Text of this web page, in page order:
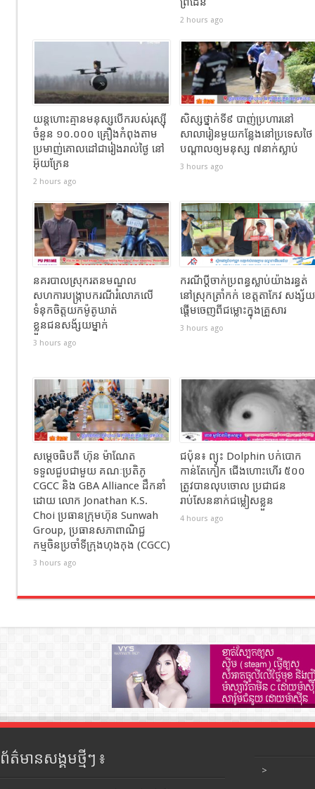
2 hours ago
យន្តហោះគ្មានមនុស្សបើករបស់រុស្ស៊ី
ចំនួន ១០.០០០ គ្រឿងកំពុងតាម
ប្រមាញ់គោលដៅជារៀងរាល់ថ្ងៃ នៅ
អ៊ុយក្រែន
2 hours ago
សិស្សថ្នាក់ទី៩ បាញ់ប្រហារនៅ
សាលារៀនមួយកន្លែងនៅប្រទេសថៃ
បណ្តាលឲ្យមនុស្ស ៧នាក់ស្លាប់
3 hours ago
នគរបាលស្រុករតនមណ្ឌល
សហការបង្រ្កាបករណីរំលោភលើ
ទំនុកចិត្តយកម៉ូតូឃាត់
ខ្លួនជនសង័្សយម្នាក់
3 hours ago
ករណីប្តីចាក់ប្រពន្ធស្លាប់យ៉ាងរន្ធត់
នៅស្រុកត្រាំកក់ ខេត្តតាកែវ សង្ស័យ
ផ្តើមចេញពីជម្លោះក្នុងគ្រួសារ
3 hours ago
សម្ដេចធិបតី ហ៊ុន ម៉ាណែត
ទទួលជួបជាមួយ គណៈប្រតិភូ
CGCC និង GBA Alliance ដឹកនាំ
ដោយ លោក Jonathan K.S.
Choi ប្រធានក្រុមហ៊ុន Sunwah
Group, ប្រធានសភាពាណិជ្ជ
កម្មចិនប្រចាំទីក្រុងហុងកុង (CGCC)
3 hours ago
ជប៉ុន៖ ព្យុះ Dolphin បក់បោក
កាន់តែកៀក ជើងហោះហើរ ៥០០
ត្រូវបានលុបចោល ប្រជាជន
រាប់សែននាក់ជម្លៀសខ្លួន
4 hours ago
ព័ត៌មានសង្គមថ្មីៗ ៖
>